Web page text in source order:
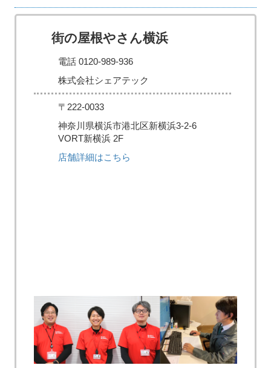
街の屋根やさん横浜
電話 0120-989-936
株式会社シェアテック
〒222-0033
神奈川県横浜市港北区新横浜3-2-6
VORT新横浜 2F
店舗詳細はこちら